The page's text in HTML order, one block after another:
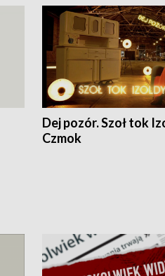
Dej pozór. Szoł tok
Czmok